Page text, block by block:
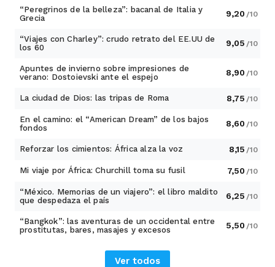
“Peregrinos de la belleza”: bacanal de Italia y
Grecia
9,20 /10
“Viajes con Charley”: crudo retrato del EE.UU de
los 60
9,05 /10
Apuntes de invierno sobre impresiones de
verano: Dostoievski ante el espejo
8,90 /10
La ciudad de Dios: las tripas de Roma 8,75 /10
En el camino: el “American Dream” de los bajos
fondos
8,60 /10
Reforzar los cimientos: África alza la voz 8,15 /10
Mi viaje por África: Churchill toma su fusil 7,50 /10
“México. Memorias de un viajero”: el libro maldito
que despedaza el país
6,25 /10
“Bangkok”: las aventuras de un occidental entre
prostitutas, bares, masajes y excesos
5,50 /10
Ver todos